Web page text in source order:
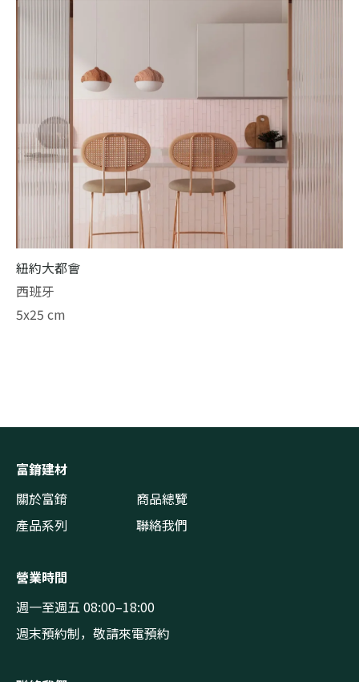
紐約大都會
西班牙
5x25 cm
富錥建材
關於富錥
商品總覽
產品系列
聯絡我們
營業時間
週一至週五 08:00–18:00
週末預約制，敬請來電預約